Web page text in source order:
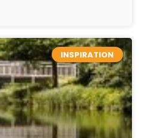
INSPIRATION